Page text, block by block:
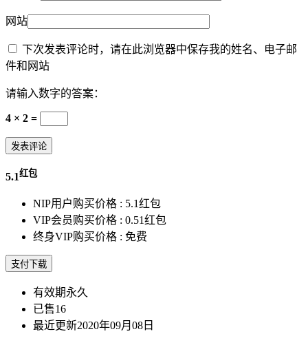
网站
下次发表评论时，请在此浏览器中保存我的姓名、电子邮
件和网站
请输入数字的答案：
4 × 2 =
5.1红包
NIP用户购买价格 : 5.1红包
VIP会员购买价格 : 0.51红包
终身VIP购买价格 : 免费
支付下载
有效期永久
已售16
最近更新2020年09月08日